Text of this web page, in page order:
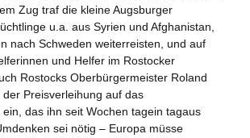
Zug traf die kleine Augsburger
u.a. aus Syrien und Afghanistan,
nach Schweden weiterreisten, und auf
und Helfer im Rostocker
Rostocks Oberbürgermeister Roland
Preisverleihung auf das
das ihn seit Wochen tagein tagaus
sei nötig – Europa müsse